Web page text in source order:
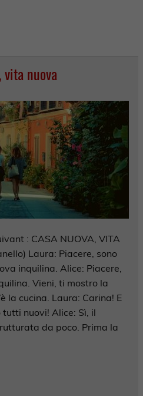
vita nuova
: CASA NUOVA, VITA
Laura: Piacere, sono
inquilina. Alice: Piacere,
Vieni, ti mostro la
la cucina. Laura: Carina! E
nuovi! Alice: Sì, il
da poco. Prima la